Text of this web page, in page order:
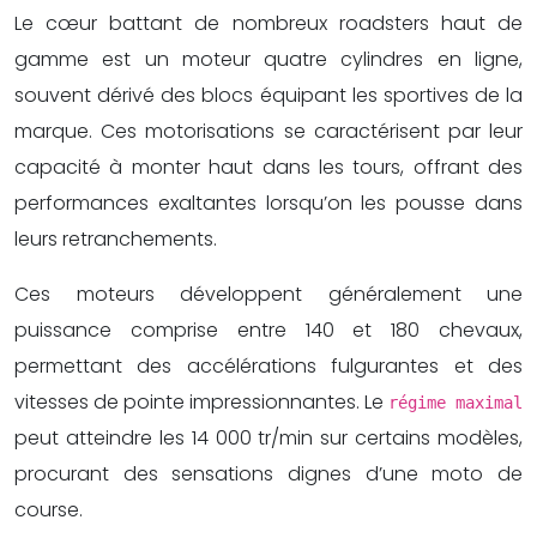
Le cœur battant de nombreux roadsters haut de
gamme est un moteur quatre cylindres en ligne,
souvent dérivé des blocs équipant les sportives de la
marque. Ces motorisations se caractérisent par leur
capacité à monter haut dans les tours, offrant des
performances exaltantes lorsqu’on les pousse dans
leurs retranchements.
Ces moteurs développent généralement une
puissance comprise entre 140 et 180 chevaux,
permettant des accélérations fulgurantes et des
vitesses de pointe impressionnantes. Le régime maximal
peut atteindre les 14 000 tr/min sur certains modèles,
procurant des sensations dignes d’une moto de
course.